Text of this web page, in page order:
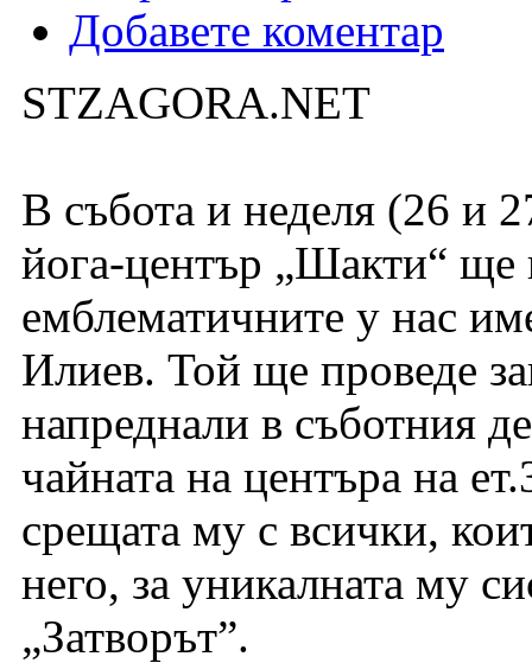
Добавете коментар
STZAGORA.NET
В събота и неделя (26 и
йога-център „Шакти“ ще
емблематичните у нас
Илиев. Той ще проведе
напреднали в съботния
чайната на центъра на
срещата му с всички,
него, за уникалната му
„Затворът”.